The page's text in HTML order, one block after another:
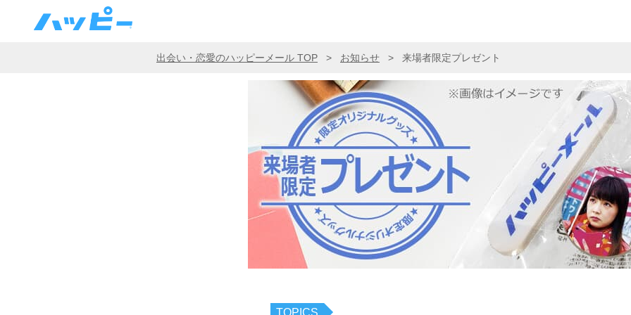
出会い・恋愛のハッピーメール TOP > お知らせ > 来場者限定プレゼント
TOPICS